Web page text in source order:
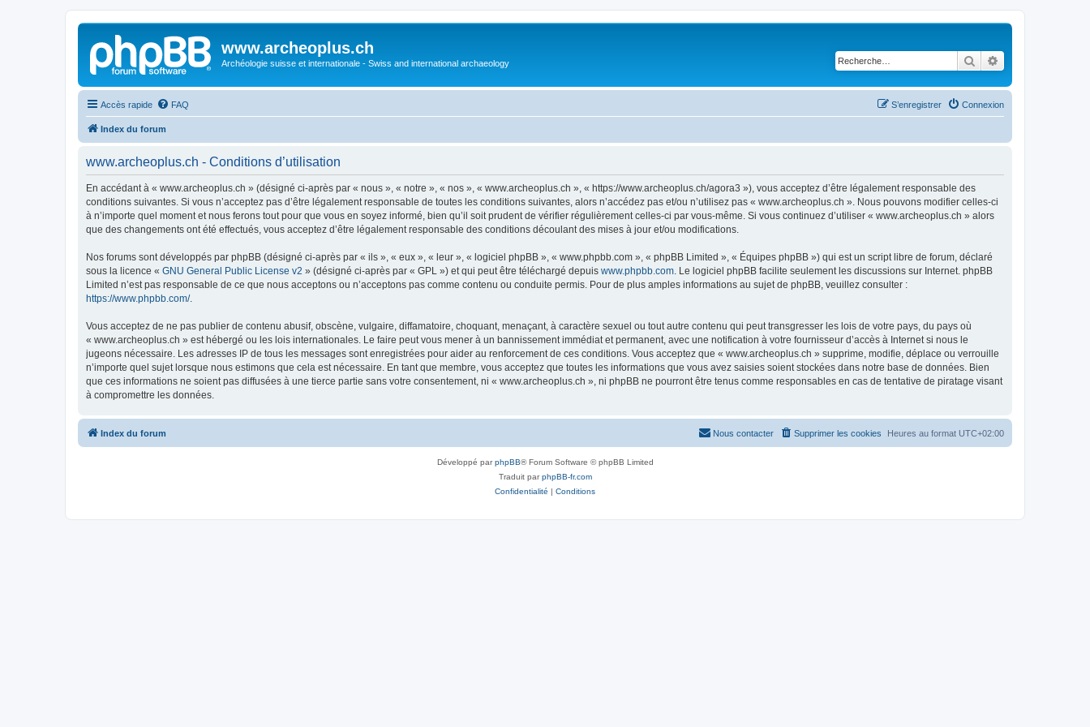
www.archeoplus.ch
Archéologie suisse et internationale - Swiss and international archaeology Rechercher
Accès rapide FAQ Connexion
S’enregistrer
Index du forum
www.archeoplus.ch - Conditions d’utilisation
En accédant à « www.archeoplus.ch » (désigné ci-après par « nous », « notre », « nos », « www.archeoplus.ch », « https://www.archeoplus.ch/agora3 »), vous acceptez d’être légalement responsable des
conditions suivantes. Si vous n’acceptez pas d’être légalement responsable de toutes les conditions suivantes, alors n’accédez pas et/ou n’utilisez pas « www.archeoplus.ch ». Nous pouvons modifier celles-ci
à n’importe quel moment et nous ferons tout pour que vous en soyez informé, bien qu’il soit prudent de vérifier régulièrement celles-ci par vous-même. Si vous continuez d’utiliser « www.archeoplus.ch » alors
que des changements ont été effectués, vous acceptez d’être légalement responsable des conditions découlant des mises à jour et/ou modifications.
Nos forums sont développés par phpBB (désigné ci-après par « ils », « eux », « leur », « logiciel phpBB », « www.phpbb.com », « phpBB Limited », « Équipes phpBB ») qui est un script libre de forum, déclaré
sous la licence « GNU General Public License v2 » (désigné ci-après par « GPL ») et qui peut être téléchargé depuis www.phpbb.com . Le logiciel phpBB facilite seulement les discussions sur Internet. phpBB
Limited n’est pas responsable de ce que nous acceptons ou n’acceptons pas comme contenu ou conduite permis. Pour de plus amples informations au sujet de phpBB, veuillez consulter :
https://www.phpbb.com/.
Vous acceptez de ne pas publier de contenu abusif, obscène, vulgaire, diffamatoire, choquant, menaçant, à caractère sexuel ou tout autre contenu qui peut transgresser les lois de votre pays, du pays où
« www.archeoplus.ch » est hébergé ou les lois internationales. Le faire peut vous mener à un bannissement immédiat et permanent, avec une notification à votre fournisseur d’accès à Internet si nous le
jugeons nécessaire. Les adresses IP de tous les messages sont enregistrées pour aider au renforcement de ces conditions. Vous acceptez que « www.archeoplus.ch » supprime, modifie, déplace ou verrouille
n’importe quel sujet lorsque nous estimons que cela est nécessaire. En tant que membre, vous acceptez que toutes les informations que vous avez saisies soient stockées dans notre base de données. Bien
que ces informations ne soient pas diffusées à une tierce partie sans votre consentement, ni « www.archeoplus.ch », ni phpBB ne pourront être tenus comme responsables en cas de tentative de piratage visant
à compromettre les données.
Index du forum Heures au format UTC+02:00
Supprimer les cookies
Nous contacter
Développé parphpBB® Forum Software © phpBB Limited
Traduit parphpBB-fr.com
Confidentialité | Conditions